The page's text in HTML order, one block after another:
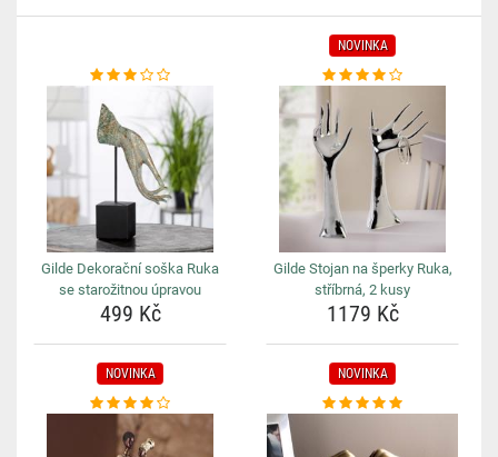
Gilde Dekorační soška Ruka
se starožitnou úpravou
499 Kč
NOVINKA
Gilde Stojan na šperky Ruka,
stříbrná, 2 kusy
1179 Kč
NOVINKA NOVINKA